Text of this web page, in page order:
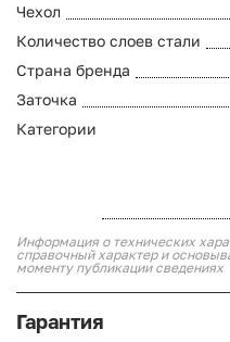
Чехол
Количество слоев стали
Страна бренда
Заточка
Категории
Информация о технических
справочный характер и
моменту публикации сведениях
Гарантия